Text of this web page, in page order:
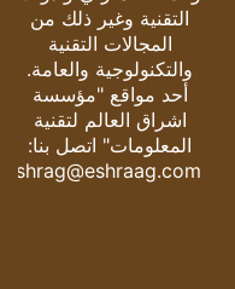
التقنية وغير ذلك من
المجالات التقنية
والتكنولوجية والعامة.
أحد مواقع "مؤسسة
اشراق العالم لتقنية
المعلومات" اتصل بنا:
eshrag@eshraag.com